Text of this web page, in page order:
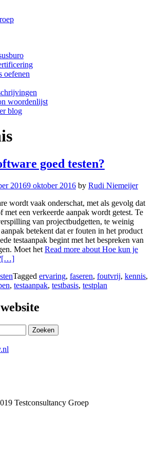
oefenen
woordenlijst
blog
goed testen?
20169 oktober 2016 by Rudi Niemeijer
wordt vaak onderschat, met als gevolg dat
met een verkeerde aanpak wordt getest. Te
van projectbudgetten, te weinig
betekent dat er fouten in het product
testaanpak begint met het bespreken van
Moet het Read more about Hoe kun je
[…]
Tagged ervaring, faseren, foutvrij, kennis,
, testaanpak, testbasis, testplan
Testconsultancy Groep